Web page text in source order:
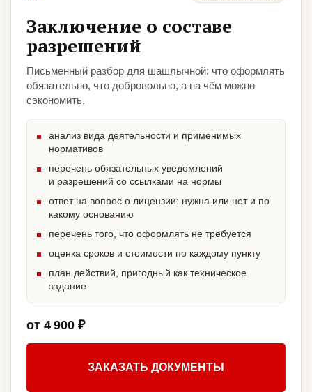
Заключение о составе
разрешений
Письменный разбор для шашлычной: что оформлять
обязательно, что добровольно, а на чём можно
сэкономить.
анализ вида деятельности и применимых
нормативов
перечень обязательных уведомлений
и разрешений со ссылками на нормы
ответ на вопрос о лицензии: нужна или нет и по
какому основанию
перечень того, что оформлять не требуется
оценка сроков и стоимости по каждому пункту
план действий, пригодный как техническое
задание
от 4 900 ₽
ЗАКАЗАТЬ ДОКУМЕНТЫ